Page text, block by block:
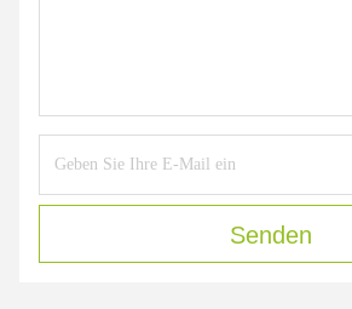
Senden